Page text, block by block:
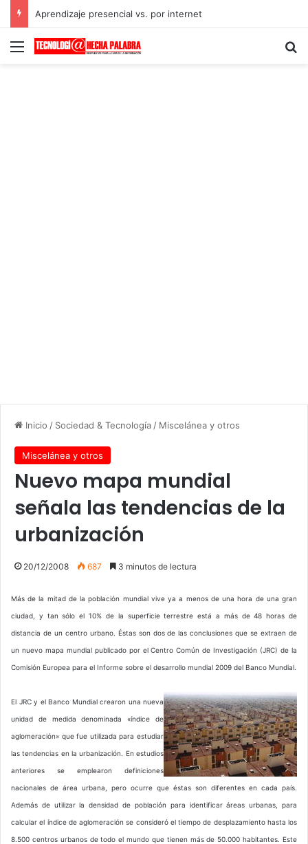
Aprendizaje presencial vs. por internet
Menú
Inicio / Sociedad & Tecnología / Miscelánea y otros
Miscelánea y otros
Nuevo mapa mundial
señala las tendencias de la
urbanización
20/12/2008 687 3 minutos de lectura
Más de la mitad de la población mundial vive ya a menos de una hora de una gran
ciudad, y tan sólo el 10% de la superficie terrestre está a más de 48 horas de
distancia de un centro urbano. Éstas son dos de las conclusiones que se extraen de
un nuevo mapa mundial publicado por el Centro Común de Investigación (JRC) de la
Comisión Europea para el Informe sobre el desarrollo mundial 2009 del Banco Mundial.
El JRC y el Banco Mundial crearon una nueva
unidad de medida denominada «índice de
aglomeración» que fue utilizada para estudiar
las tendencias en la urbanización. En estudios
anteriores se emplearon definiciones
nacionales de área urbana, pero ocurre que éstas son diferentes en cada país.
Además de utilizar la densidad de población para identificar áreas urbanas, para
calcular el índice de aglomeración se consideró el tiempo de desplazamiento hasta los
8.500 centros urbanos de todo el mundo que tienen más de 50.000 habitantes. Este